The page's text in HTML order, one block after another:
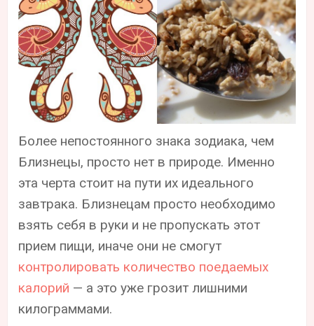
Более непостоянного знака зодиака, чем
Близнецы, просто нет в природе. Именно
эта черта стоит на пути их идеального
завтрака. Близнецам просто необходимо
взять себя в руки и не пропускать этот
прием пищи, иначе они не смогут
контролировать количество поедаемых
калорий — а это уже грозит лишними
килограммами.